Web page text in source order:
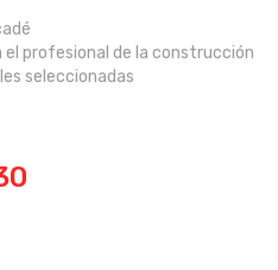
profesional de la construcción
seleccionadas